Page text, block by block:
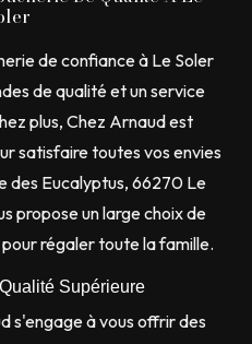
de confiance à Le Soler
de qualité et un service
plus, Chez Arnaud est
satisfaire toutes vos envies
des Eucalyptus, 66270 Le
propose un large choix de
régaler toute la famille.
Supérieure
s'engage à vous offrir des